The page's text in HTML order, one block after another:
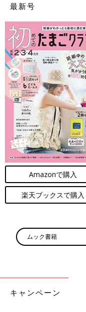
最新号
Amazonで購入
楽天ブックスで購入
ムック書籍
キャンペーン